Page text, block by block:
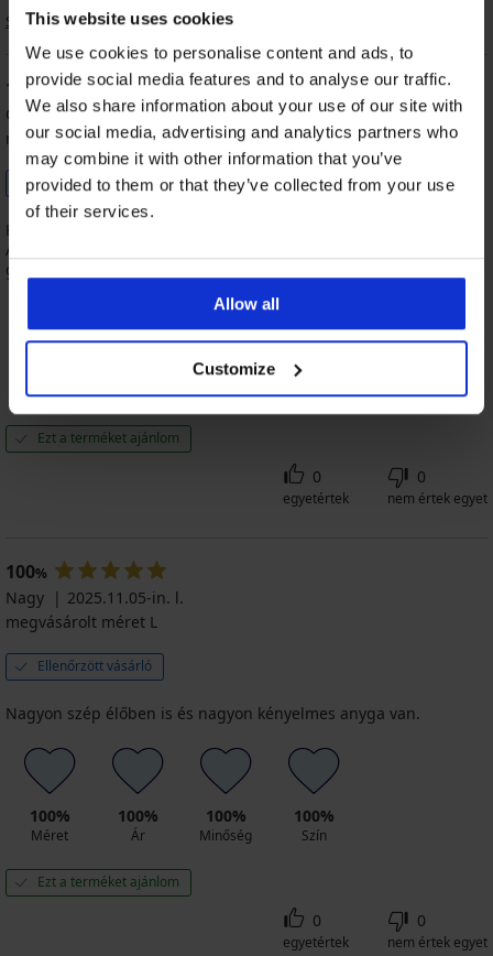
This website uses cookies
We use cookies to personalise content and ads, to
provide social media features and to analyse our traffic.
We also share information about your use of our site with
our social media, advertising and analytics partners who
may combine it with other information that you’ve
provided to them or that they’ve collected from your use
of their services.
Allow all
Customize
Sorrend
100%
Gabriella
2026.01.25-in. l.
megvásárolt méret L
Ellenőrzött vásárló
Kiváló termék. Rosszul választottam méretet, sajnos nem lett jó.
A visszaküldés simán ment. Cserét nem szerettem volna,
gyorsan visszakaptam a pénzem. Köszönöm a rugalmasságot!
Méret Ár
100%
Minőség
100%
Szín
Ezt a terméket ajánlom
0
egyetértek
0
nem értek egyet
100%
Nagy
2025.11.05-in. l.
megvásárolt méret L
Ellenőrzött vásárló
Nagyon szép élőben is és nagyon kényelmes anyga van.
100%
Méret
100%
Ár
100%
Minőség
100%
Szín
Ezt a terméket ajánlom
0
egyetértek
0
nem értek egyet